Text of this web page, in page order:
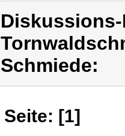
Schmiede:
Seite: [1]